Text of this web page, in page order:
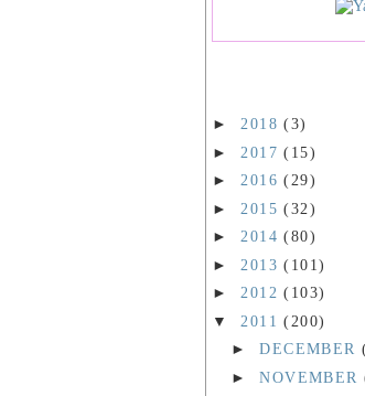
►2018(3)
► 2017(15)
►2016(29)
► 2015(32)
►2014(80)
► 2013(101)
►2012(103)
▼ 2011(200)
►DECEMBER
►NOVEMBER